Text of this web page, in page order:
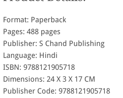
Format: Paperback
Pages: 488 pages
Publisher: S Chand Publishing
Language: Hindi
ISBN: 9788121905718
Dimensions: 24 X 3 X 17 CM
Publisher Code: 9788121905718